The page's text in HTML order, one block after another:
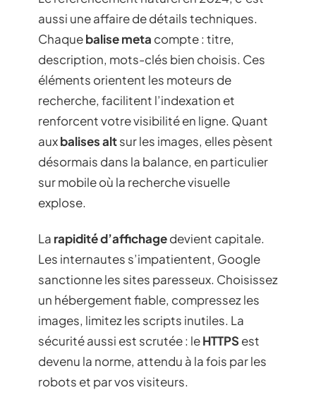
aussi une affaire de détails techniques.
Chaquebalise meta compte : titre,
description, mots-clés bien choisis. Ces
éléments orientent les moteurs de
recherche, facilitent l’indexation et
renforcent votre visibilité en ligne. Quant
auxbalises altsur les images, elles pèsent
désormais dans la balance, en particulier
sur mobile où la recherche visuelle
explose.
La rapidité d’affichagedevient capitale.
Les internautes s’impatientent, Google
sanctionne les sites paresseux. Choisissez
un hébergement fiable, compressez les
images, limitez les scripts inutiles. La
sécurité aussi est scrutée : leHTTPSest
devenu la norme, attendu à la fois par les
robots et par vos visiteurs.